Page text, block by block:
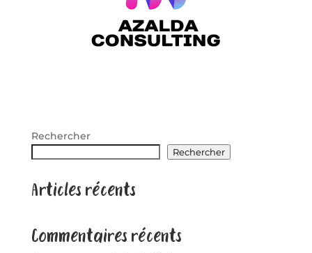
Rechercher
Rechercher
Articles récents
Commentaires récents